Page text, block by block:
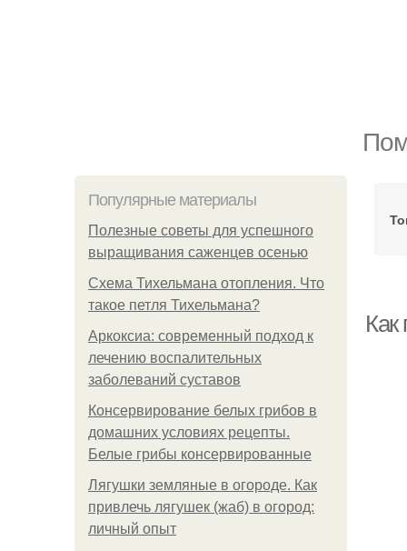
Популярные материалы
Полезные советы для успешного
выращивания саженцев осенью
Схема Тихельмана отопления. Что
такое петля Тихельмана?
Аркоксиа: современный подход к
лечению воспалительных
заболеваний суставов
Консервирование белых грибов в
домашних условиях рецепты.
Белые грибы консервированные
Лягушки земляные в огороде. Как
привлечь лягушек (жаб) в огород:
личный опыт
Как